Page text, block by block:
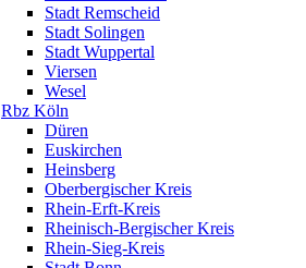
Stadt Remscheid
Stadt Solingen
Stadt Wuppertal
Viersen
Wesel
Rbz Köln
Düren
Euskirchen
Heinsberg
Oberbergischer Kreis
Rhein-Erft-Kreis
Rheinisch-Bergischer Kreis
Rhein-Sieg-Kreis